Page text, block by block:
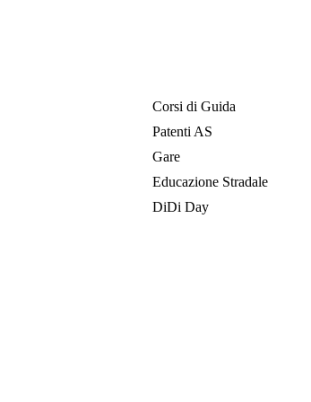
Corsi di Guida
Patenti AS
Gare
Educazione Stradale
DiDi Day